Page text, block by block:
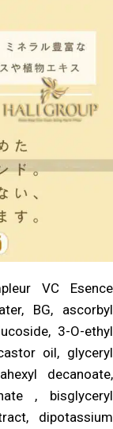
VC Esence
BG, ascorbyl
3-O-ethyl
oil, glyceryl
decanoate,
, bisglyceryl
dipotassium